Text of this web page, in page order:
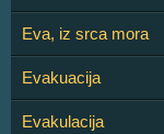
Eva, iz srca mora
Evakuacija
Evakulacija